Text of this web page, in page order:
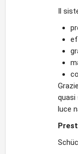
Il
quasi
luce